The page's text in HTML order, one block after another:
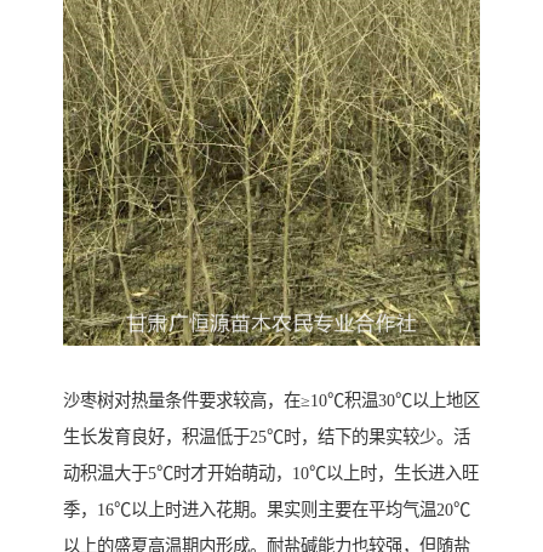
沙枣树对热量条件要求较高，在≥10℃积温30℃以上地区
生长发育良好，积温低于25℃时，结下的果实较少。活
动积温大于5℃时才开始萌动，10℃以上时，生长进入旺
季，16℃以上时进入花期。果实则主要在平均气温20℃
以上的盛夏高温期内形成。耐盐碱能力也较强，但随盐